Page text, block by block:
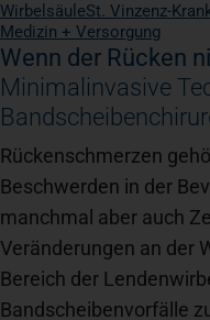
Patienten + Besucher
Über uns
Karriere
Kontakt
WirbelsäuleSt. Vinzenz-
Medizin + Versorgung
Wenn der Rücken
Minimalinvasive
Rückenschmerzen
Beschwerden in der
manchmal aber auch
Veränderungen an der
Bereich der
Bandscheibenvorfälle